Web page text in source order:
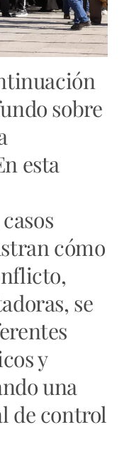
sobre
esta
cómo
se
y
una
de control